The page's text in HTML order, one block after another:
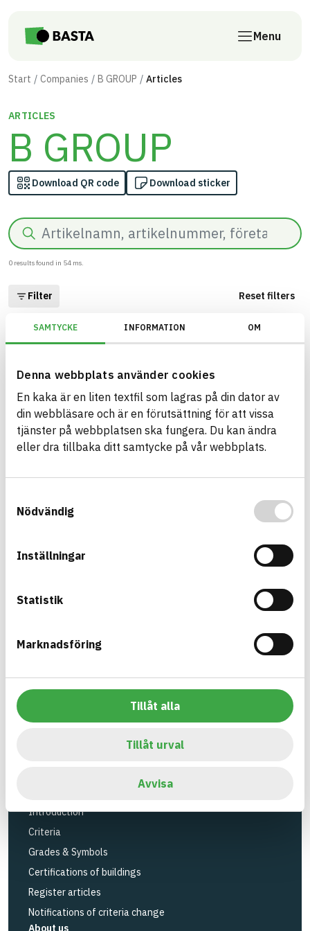
SAMTYCKE INFORMATION OM
Denna webbplats använder cookies
En kaka är en liten textfil som lagras på din dator av
din webbläsare och är en förutsättning för att vissa
tjänster på webbplatsen ska fungera. Du kan ändra
eller dra tillbaka ditt samtycke på vår webbplats.
Nödvändig
Inställningar
Statistik
Marknadsföring
Tillåt alla
Tillåt urval
Avvisa
Menu
Start Companies B GROUP Articles
ARTICLES
B GROUP
Download QR code Download sticker
Search
0 results found in 54 ms.
Filter Reset filters
Build with BASTA - conscious
product choices!
The BASTA system is alone on the market in
offering free and publicly available information on
and grades with regard to phasing out hazardous
substances.
BASTA is a subsidiary to
Search articles
API
Introduction
Criteria
Grades & Symbols
Certifications of buildings
Register articles
Notifications of criteria change
About us